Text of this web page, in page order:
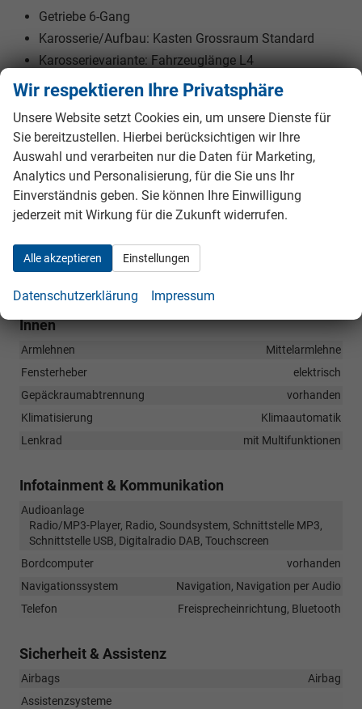
Getriebe 6-Gang
Karosserie/Aufbau: Kasten Grossraum Standard
Karosserievariante: Fahrzeuglänge L4
L4H3, 3,5 t, verstärkt
Laderaumtrennwand geschlossen (ohne Fenster)
Lenksäule (Lenkrad) verstellbar
Motor 2,2 Ltr. - 121 kW CDTI
Parkpilotsystem
Radstand 4035 mm
Schadstoffarm nach Abgasnorm Euro 6d
USB-Anschluss
Innen
Armlehnen
Mittelarmlehne
Fensterheber
elektrisch
Gepäckraumabtrennung
vorhanden
Klimatisierung
Klimaautomatik
Lenkrad
mit Multifunktionen
Infotainment & Kommunikation
Audioanlage
Radio/MP3-Player, Radio, Soundsystem, Schnittstelle MP3,
Schnittstelle USB, Digitalradio DAB, Touchscreen
Bordcomputer
vorhanden
Navigationssystem
Navigation, Navigation per Audio
Telefon
Freisprecheinrichtung, Bluetooth
Sicherheit & Assistenz
Airbags
Airbag
Assistenzsysteme
Wir respektieren Ihre Privatsphäre
Unsere Website setzt Cookies ein, um unsere Dienste für
Sie bereitzustellen. Hierbei berücksichtigen wir Ihre
Auswahl und verarbeiten nur die Daten für Marketing,
Analytics und Personalisierung, für die Sie uns Ihr
Einverständnis geben. Sie können Ihre Einwilligung
jederzeit mit Wirkung für die Zukunft widerrufen.
Alle akzeptieren Einstellungen
Datenschutzerklärung Impressum